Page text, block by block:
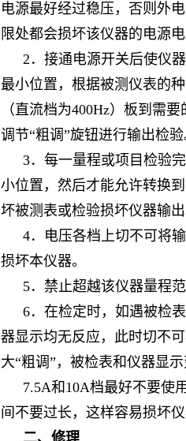
电源最好经过稳压，否则外
限处都会损坏该仪器的电源电
2．接通电源开关后使仪
最小位置，根据被测仪表的
（直流档为400Hz）板到需
调节“粗调”旋钮进行输出检验
3．每一量程或项目检验
小位置，然后才能允许转换
坏被测表或检验损坏仪器输出
4．电压各档上切不可将
损坏本仪器。
5．禁止超越该仪器量程
6．在检定时，如遇被检
器显示均无反应，此时切不
大“粗调”，被检表和仪器显
7.5A和10A档最好不要使
间不要过长，这样容易损坏仪
二、修理